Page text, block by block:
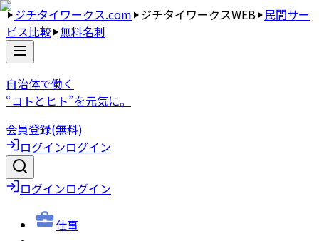
ジチタイワークス.com ジチタイワークスWEB 民間サー
ビス比較 無料名刺
自治体で働く
“コトとヒト”を元気に。
会員登録(無料)
ログインログイン
ログインログイン
仕事